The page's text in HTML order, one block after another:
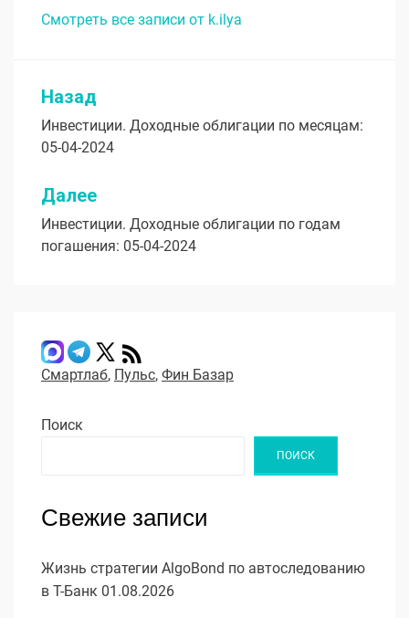
Смотреть все записи от k.ilya
Навигация
по
записям
Назад
Инвестиции. Доходные облигации по месяцам:
05-04-2024
Далее
Инвестиции. Доходные облигации по годам
погашения: 05-04-2024
Смартлаб, Пульс, Фин Базар
Поиск
ПОИСК
Свежие записи
Жизнь стратегии AlgoBond по автоследованию
в Т-Банк 01.08.2026